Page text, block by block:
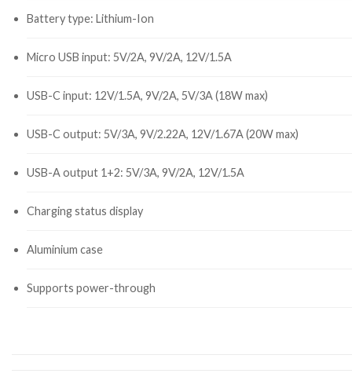
Battery type: Lithium-Ion
Micro USB input: 5V/2A, 9V/2A, 12V/1.5A
USB-C input: 12V/1.5A, 9V/2A, 5V/3A (18W max)
USB-C output: 5V/3A, 9V/2.22A, 12V/1.67A (20W max)
USB-A output 1+2: 5V/3A, 9V/2A, 12V/1.5A
Charging status display
Aluminium case
Supports power-through